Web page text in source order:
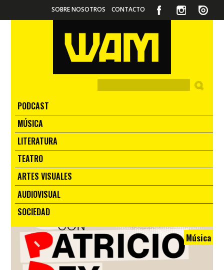
SOBRE NOSOTROS CONTACTO
PODCAST
MÚSICA
LITERATURA
TEATRO
ARTES VISUALES
AUDIOVISUAL
SOCIEDAD
Música